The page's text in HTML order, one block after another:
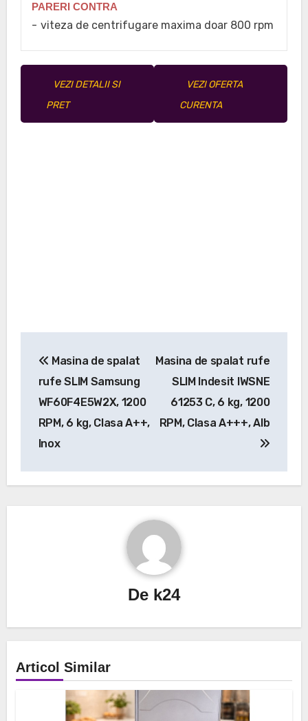
PARERI CONTRA
viteza de centrifugare maxima doar 800 rpm
VEZI DETALII SI
PRET
VEZI OFERTA
CURENTA
în
articole
Masina de spalat
rufe SLIM Samsung
WF60F4E5W2X, 1200
RPM, 6 kg, Clasa A++,
Inox
Masina de spalat rufe
SLIM Indesit IWSNE
61253 C, 6 kg, 1200
RPM, Clasa A+++, Alb
De k24
Articol Similar